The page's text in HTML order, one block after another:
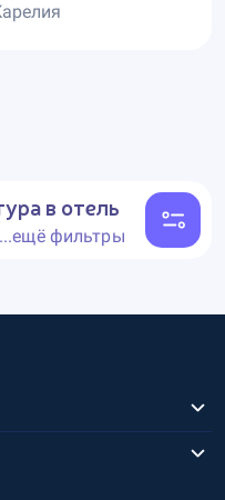
в отель
фильтры